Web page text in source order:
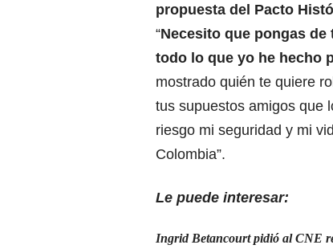
propuesta del Pacto
“Necesito que pongas
todo lo que yo he hecho
mostrado quién te quiere
tus supuestos amigos que
riesgo mi seguridad y mi
Colombia”.
Le puede interesar:
Ingrid Betancourt pidió al CNE